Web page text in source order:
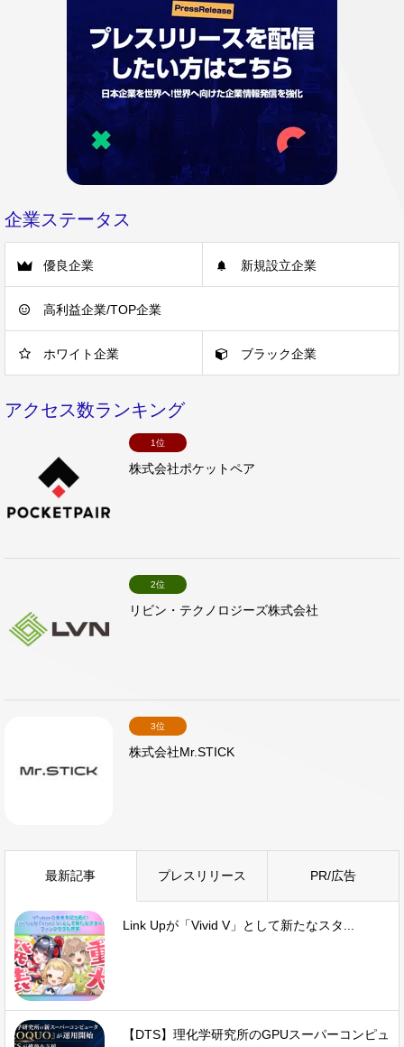
企業ステータス
優良企業 新規設立企業
高利益企業/TOP企業
ホワイト企業 ブラック企業
アクセス数ランキング
1位
株式会社ポケットペア
2位
リビン・テクノロジーズ株式会社
3位
株式会社Mr.STICK
最新記事 プレスリリース PR/広告
Link Upが「Vivid V」として新たなスタ...
【DTS】理化学研究所のGPUスーパーコンピュ